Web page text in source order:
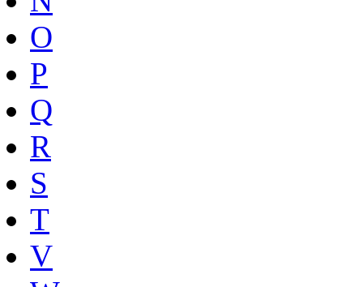
O
P
Q
R
S
T
V